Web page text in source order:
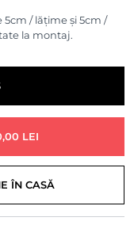
/ lățime și 5cm /
la montaj.
LEI
ÎN CASĂ